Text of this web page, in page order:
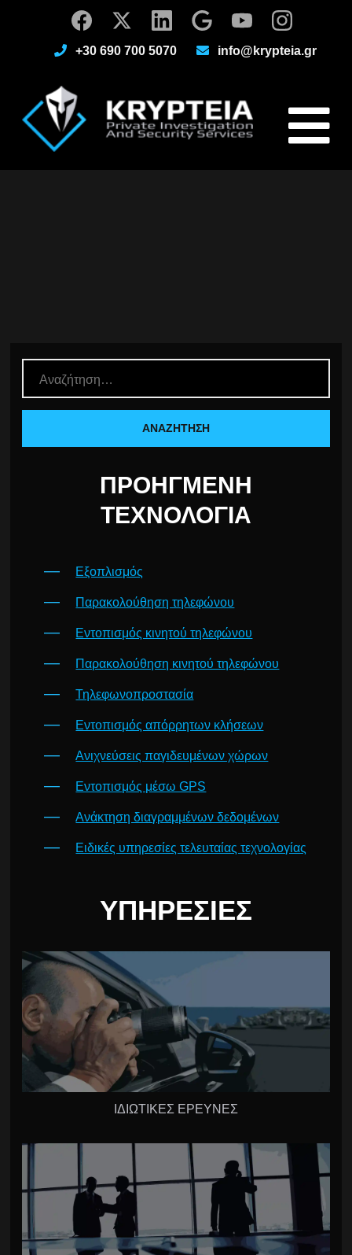
+30 690 700 5070 info@krypteia.gr
ΠΡΟΗΓΜΈΝΗ
ΤΕΧΝΟΛΟΓΊΑ
Εξοπλισμός
Παρακολούθηση τηλεφώνου
Εντοπισμός κινητού τηλεφώνου
Παρακολούθηση κινητού τηλεφώνου
Τηλεφωνοπροστασία
Εντοπισμός απόρρητων κλήσεων
Ανιχνεύσεις παγιδευμένων χώρων
Εντοπισμός μέσω GPS
Ανάκτηση διαγραμμένων δεδομένων
Ειδικές υπηρεσίες τελευταίας τεχνολογίας
ΥΠΗΡΕΣΊΕΣ
ΙΔΙΩΤΙΚΕΣ ΕΡΕΥΝΕΣ